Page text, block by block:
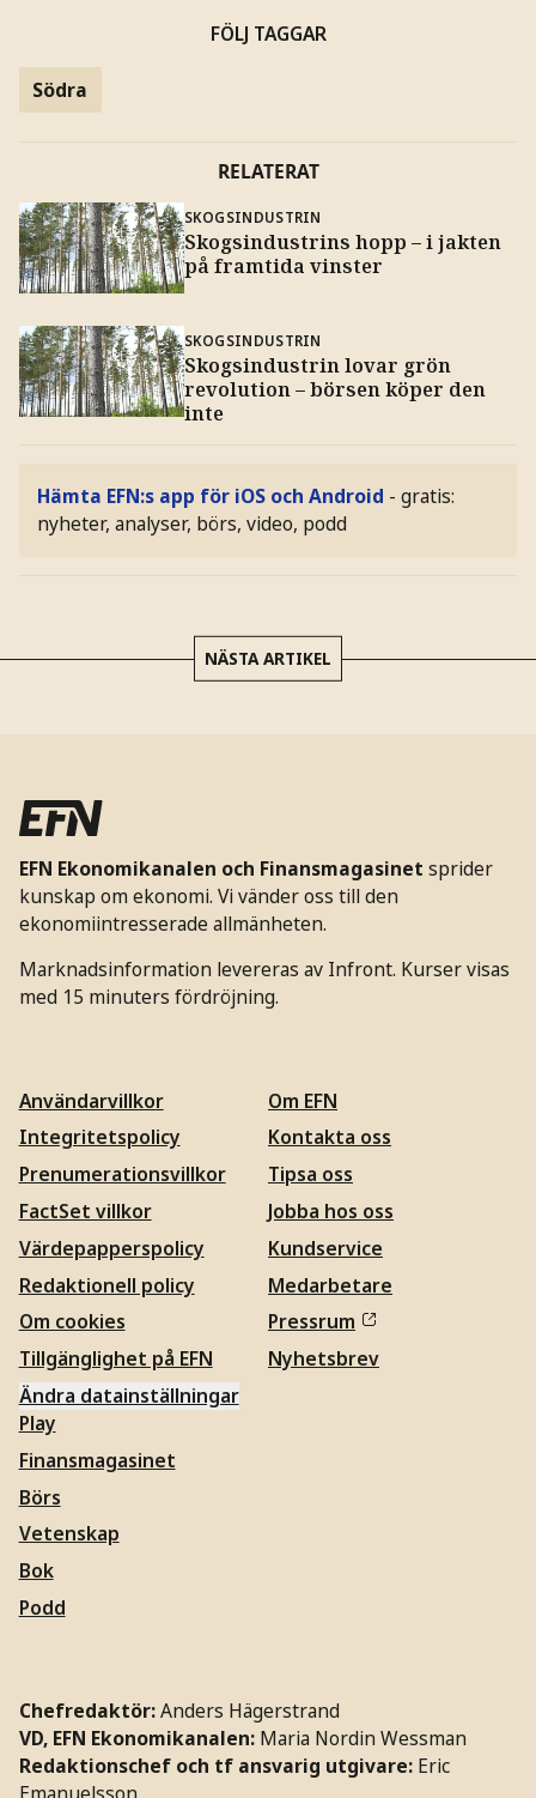
FÖLJ TAGGAR
Södra
RELATERAT
SKOGSINDUSTRIN
Skogsindustrins hopp – i jakten
på framtida vinster
SKOGSINDUSTRIN
Skogsindustrin lovar grön
revolution – börsen köper den
inte
Hämta EFN:s app för iOS och Android - gratis:
nyheter, analyser, börs, video, podd
NÄSTA ARTIKEL
EFN Ekonomikanalen och Finansmagasinet sprider
kunskap om ekonomi. Vi vänder oss till den
ekonomiintresserade allmänheten.
Marknadsinformation levereras av Infront. Kurser visas
med 15 minuters fördröjning.
Användarvillkor
Integritetspolicy
Prenumerationsvillkor
FactSet villkor
Värdepapperspolicy
Redaktionell policy
Om cookies
Tillgänglighet på EFN
Ändra datainställningar
Om EFN
Kontakta oss
Tipsa oss
Jobba hos oss
Kundservice
Medarbetare
Pressrum
Nyhetsbrev
Play
Finansmagasinet
Börs
Vetenskap
Bok
Podd
Chefredaktör:Anders Hägerstrand
VD, EFN Ekonomikanalen: Maria Nordin Wessman
Redaktionschef och tf ansvarig utgivare: Eric